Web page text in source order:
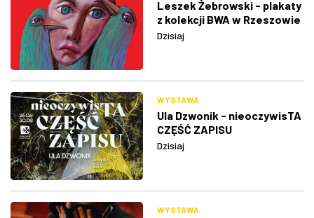
Leszek Żebrowski - plakaty
z kolekcji BWA w Rzeszowie
Dzisiaj
WYSTAWA
Ula Dzwonik - nieoczywisTA
CZĘŚĆ ZAPISU
Dzisiaj
WYSTAWA